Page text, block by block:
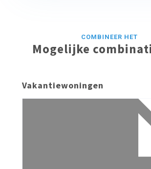
COMBINEER HET
Mogelijke
Vakantiewoningen